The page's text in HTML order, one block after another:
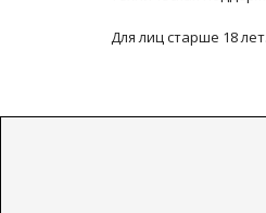
Для лиц старше 18 лет.